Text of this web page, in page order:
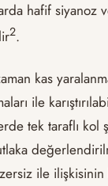
hafif siyanoz
​2​.
kas
ile
tek taraflı kol
ile ilişkisinin